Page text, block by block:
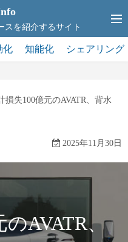
スを紹介するサイト
化 知能化 シェアリング
損失100億元のAVATR、背水
2025年11月30日
のAVATR、